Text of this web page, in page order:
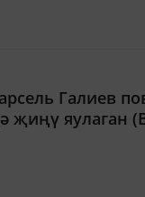
Галиев
җиңү яулаган